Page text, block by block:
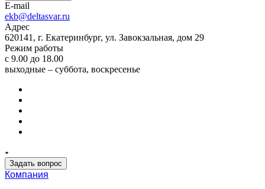
E-mail
ekb@deltasvar.ru
Адрес
620141, г. Екатеринбург, ул. Завокзальная, дом 29
Режим работы
с 9.00 до 18.00
выходные – суббота, воскресенье
Задать вопрос
Компания